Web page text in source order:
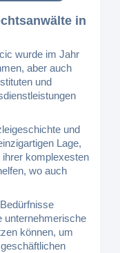
in
wurde im Jahr
aber auch
und
und
Lage,
ihrer komplexesten
wo auch
unternehmerische
können, um